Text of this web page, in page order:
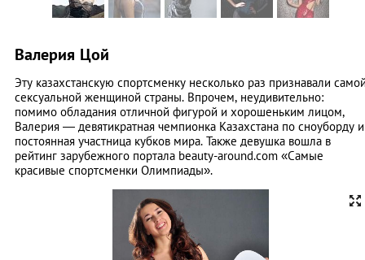
Валерия Цой
Эту казахстанскую спортсменку несколько раз признавали
сексуальной женщиной страны. Впрочем, неудивительно:
помимо обладания отличной фигурой и хорошеньким лицом,
Валерия — девятикратная чемпионка Казахстана по сноуборду и
постоянная участница кубков мира. Также девушка вошла в
рейтинг зарубежного портала beauty-around.com «Самые
красивые спортсменки Олимпиады».